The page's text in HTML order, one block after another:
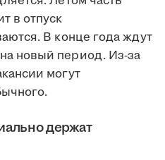
в отпуск
В конце года ждут
новый период. Из-за
могут
держат